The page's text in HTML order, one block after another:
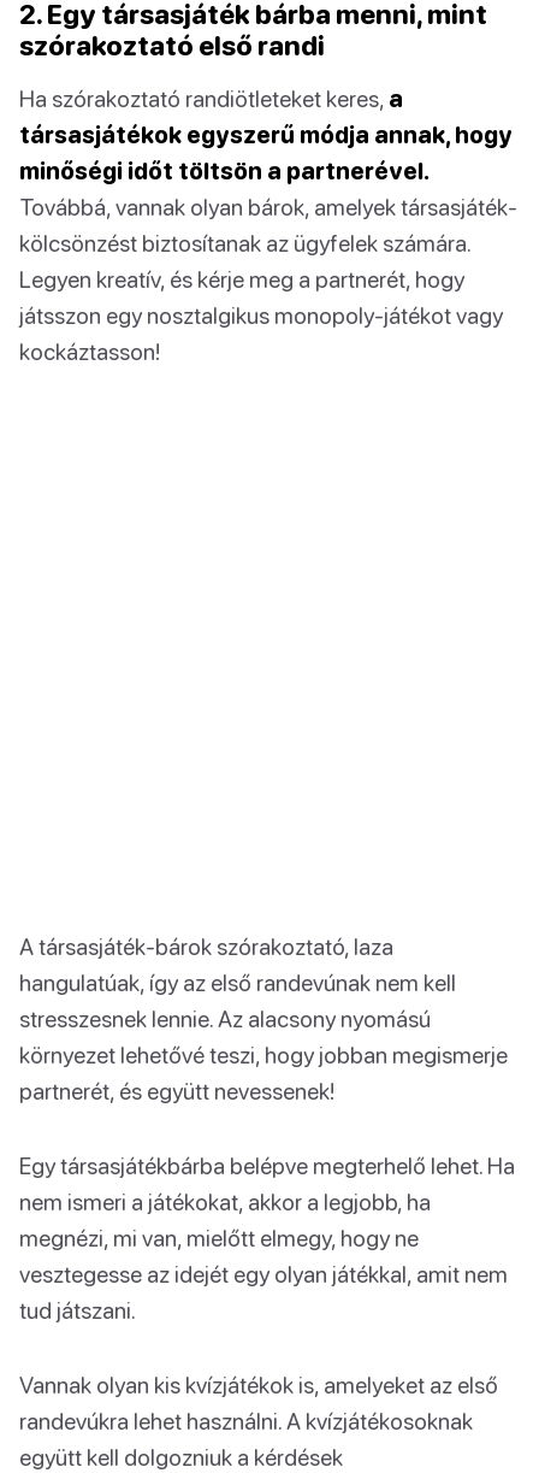
2. Egy társasjáték bárba menni, mint
szórakoztató első randi
Ha szórakoztató randiötleteket keres, a
társasjátékok egyszerű módja annak, hogy
minőségi időt töltsön a partnerével.
Továbbá, vannak olyan bárok, amelyek társasjáték-
kölcsönzést biztosítanak az ügyfelek számára.
Legyen kreatív, és kérje meg a partnerét, hogy
játsszon egy nosztalgikus monopoly-játékot vagy
kockáztasson!
A társasjáték-bárok szórakoztató, laza
hangulatúak, így az első randevúnak nem kell
stresszesnek lennie. Az alacsony nyomású
környezet lehetővé teszi, hogy jobban megismerje
partnerét, és együtt nevessenek!
Egy társasjátékbárba belépve megterhelő lehet. Ha
nem ismeri a játékokat, akkor a legjobb, ha
megnézi, mi van, mielőtt elmegy, hogy ne
vesztegesse az idejét egy olyan játékkal, amit nem
tud játszani.
Vannak olyan kis kvízjátékok is, amelyeket az első
randevúkra lehet használni. A kvízjátékosoknak
együtt kell dolgozniuk a kérdések